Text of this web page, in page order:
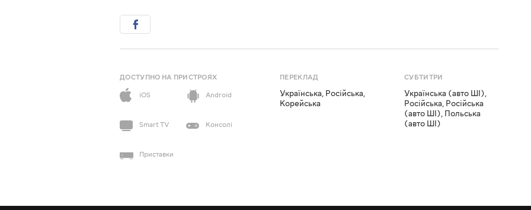
ДОСТУПНО НА ПРИСТРОЯХ
iOS
Android
Smart TV Консолі
Приставки
ПЕРЕКЛАД
Українська, Російська,
Корейська
СУБТИТРИ
Українська (авто ШІ),
Російська, Російська
(авто ШІ), Польська
(авто ШІ)